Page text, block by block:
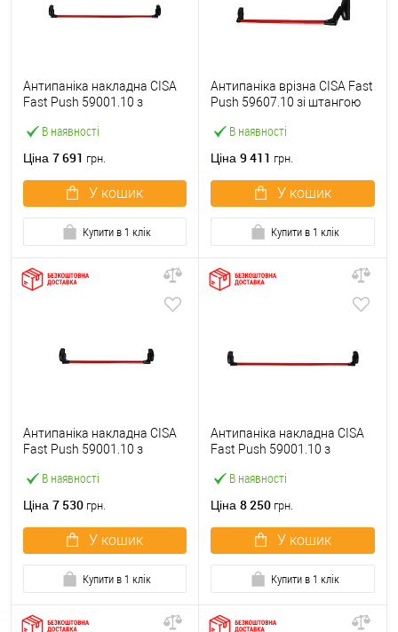
В наявності
Антипаніка накладна CISA
Fast Push 59001.10 з
мм червона
Ціна 7 691 грн.
У кошик
Купити в 1 клік
В наявності
Антипаніка врізна CISA Fast
Push 59607.10 зі штангою
Ціна 9 411 грн.
У кошик
Купити в 1 клік
В наявності
Антипаніка накладна CISA
Fast Push 59001.10 з
червона
Ціна 7 530 грн.
У кошик
Купити в 1 клік
В наявності
Антипаніка накладна CISA
Fast Push 59001.10 з
мм червона
Ціна 8 250 грн.
У кошик
Купити в 1 клік